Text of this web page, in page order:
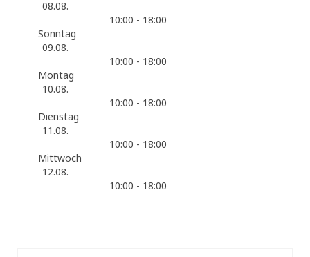
08.08.
10:00 - 18:00
Sonntag
09.08.
10:00 - 18:00
Montag
10.08.
10:00 - 18:00
Dienstag
11.08.
10:00 - 18:00
Mittwoch
12.08.
10:00 - 18:00